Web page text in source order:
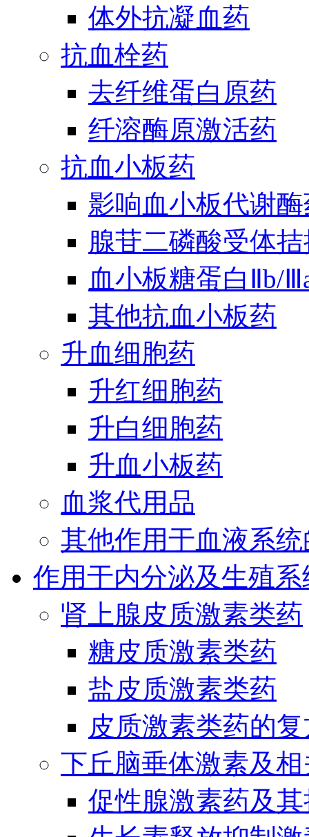
体外抗凝血药
抗血栓药
去纤维蛋白原药
纤溶酶原激活药
抗血小板药
影响血小板代谢
腺苷二磷酸受体
血小板糖蛋白Ⅱb/
其他抗血小板药
升血细胞药
升红细胞药
升白细胞药
升血小板药
血浆代用品
其他作用于血液系
作用于内分泌及生殖
肾上腺皮质激素类药
糖皮质激素类药
盐皮质激素类药
皮质激素类药的
下丘脑垂体激素及
促性腺激素药及